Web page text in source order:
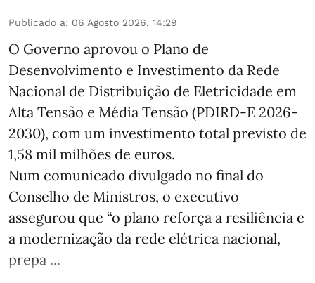
Publicado a: 06 Agosto 2026, 14:29
O Governo aprovou o Plano de
Desenvolvimento e Investimento da Rede
Nacional de Distribuição de Eletricidade em
Alta Tensão e Média Tensão (PDIRD-E 2026-
2030), com um investimento total previsto de
1,58 mil milhões de euros.
Num comunicado divulgado no final do
Conselho de Ministros, o executivo
assegurou que “o plano reforça a resiliência e
a modernização da rede elétrica nacional,
prepa ...